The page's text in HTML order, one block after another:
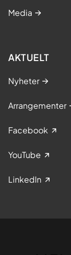
Media
AKTUELT
Nyheter
Arrangementer
Facebook
YouTube
LinkedIn